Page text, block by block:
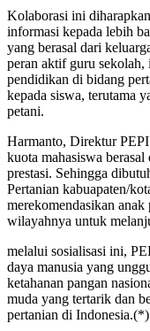
Kolaborasi ini
informasi kepada lebih
yang berasal dari
peran aktif guru sekolah,
pendidikan di bidang
kepada siswa, terutama
petani.
Harmanto, Direktur
kuota mahasiswa
prestasi. Sehingga
Pertanian kabuapaten/
merekomendasikan
wilayahnya untuk
melalui sosialisasi ini,
daya manusia yang
ketahanan pangan
muda yang tertarik dan
pertanian di Indonesia.(*)